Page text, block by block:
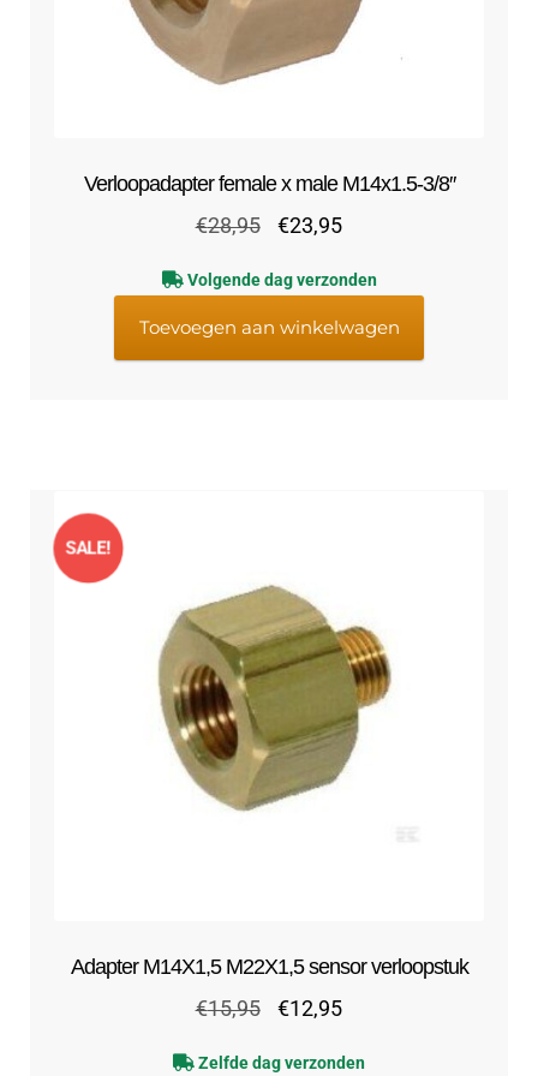
Verloopadapter female x male M14x1.5-3/8″
€28,95
Oorspronkelijke
was:
€28,95.
€23,95Huidige
is:
€23,95.
Volgende dag verzonden
Toevoegen aan winkelwagen
Adapter M14X1,5 M22X1,5 sensor verloopstuk
SALE!
€15,95
Oorspronkelijke
€12,95Huidige
Zelfde dag verzonden